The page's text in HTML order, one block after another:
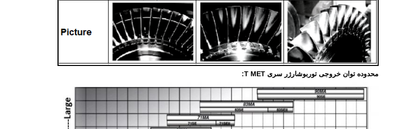
محدوده توان خروجی توربوشارژر سری T MET: